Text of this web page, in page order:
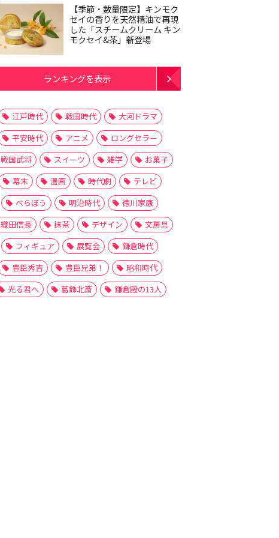
【季節・数量限定】キンモク
セイの香りを天然精油で再現
した「スチームクリーム キン
モクセイ&茶」新登場
ランキングを表示
江戸時代 戦国時代
大河ドラマ
平安時代
アニメ
ロングセラー
戦国武将
スイーツ 雑学
お菓子
幕末
漫画 時代劇
テレビ
べらぼう
明治時代
徳川家康
織田信長
抹茶 デザイン
文房具
フィギュア
展覧会
鎌倉時代
豊臣秀吉
豊臣兄弟！
昭和時代
光る君へ
葛飾北斎 鎌倉殿の13人